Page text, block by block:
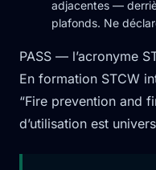
adjacentes —
plafonds. Ne
PASS — l’acronyme
En formation STCW
“Fire prevention and
d’utilisation est